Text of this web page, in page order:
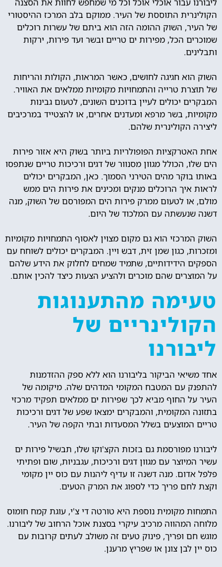
הקולינרית התוססת של העיר. ממוקם בלב המרכז ההיסטורי
של העיר, השוק ההומה הזה הוא ביתם של עשרות רוכלים
שמוכרים הכל, מפירות ים טריים ובשר ועד פירות, ירקות
ותבלינים.
השוק הוא חגיגה לחושים, כאשר המראות, הקולות והריחות
של תוצרת טרייה והתמחויות מקומיות ממלאים את האוויר.
המבקרים יכולים לעיין בדוכנים השונים, לטעום גבינות
מקומיות, בשר מרפא ומעדנים אחרים, או להצטייד במרכיבים
ליצירה הקולינרית שלהם.
אחת האטרקציות הפופולריות ביותר בשוק היא אזור פירות
הים שלו, הכולל מגוון מסנוור של דגים ורכיכות טריים שנתפסו
באותו בוקר מהים הטירני הסמוך. כאן, המבקרים יכולים
לראות איך הרוכלים מנקים ומכינים את פירות הים ממש
מולם, או לטעום ממרק פירות הים המפורסם של השוק, מנה
דשנה שנעשתה עם המלכוד של היום.
השוק המרכזי הוא גם מקום מצוין לאסוף התמחויות מקומיות
ומזכרות, כגון שמן זית, דבש ויין. המבקרים יכולים לשוחח עם
הספקים הידידותיים, שתמיד שמחים לחלוק את הידע שלהם
על המוצרים שהם מוכרים ולהציע הצעות כיצד להכין אותם.
טעימה מהתענוגות
הקולינריים של
ליבורנו
אחד משיאי הביקור בליבורנו הוא ללא ספק ההזדמנות
להתפנק עם המטבח המקומי המדהים שלה. מיקומה של
העיר על החוף מביא לכך שפירות ים ממלאים תפקיד מרכזי
בתזונה המקומית, והמבקרים ימצאו שפע של דגים ורכיכות
טריים המוצעים בשלל המסעדות ובתי הקפה של העיר.
ליבורנו מפורסמת גם בזכות הקצ'וקו שלו, תבשיל פירות ים
עשיר המיוצר עם מגוון דגים ורכיכות, עגבניות, שום ופתיתי
פלפל אדום. מנה דשנה זו עדיף ליהנות עם כוס יין מקומי
וקצת לחם פריך כדי לספוג את המרק הטעים.
התמחות מקומית נוספת היא טורטה די צ'י, עוגת קמח חומוס
מלוחה המהווה מרכיב עיקרי בסצנת אוכל הרחוב של ליבורנו.
מוגש חם ופריך, פינוק טעים זה משולב לעתים קרובות עם
כוס יין לבן צונן או שפריץ מרענן.